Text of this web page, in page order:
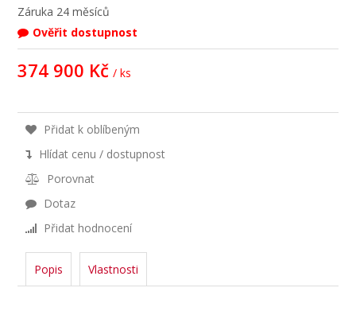
Záruka 24 měsíců
Ověřit dostupnost
374 900 Kč / ks
Přidat k oblíbeným
Hlídat cenu / dostupnost
Porovnat
Dotaz
Přidat hodnocení
Popis Vlastnosti